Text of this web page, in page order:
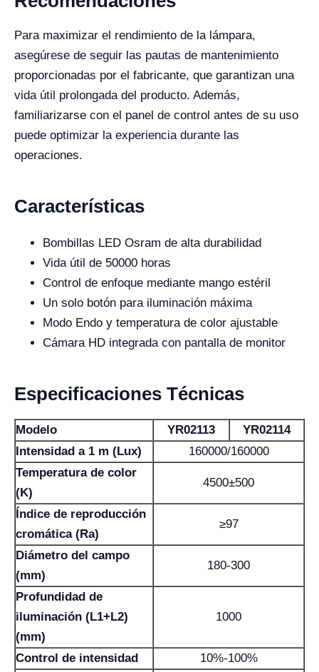
Para maximizar el rendimiento de la lámpara,
asegúrese de seguir las pautas de mantenimiento
proporcionadas por el fabricante, que garantizan una
vida útil prolongada del producto. Además,
familiarizarse con el panel de control antes de su uso
puede optimizar la experiencia durante las
operaciones.
Características
Bombillas LED Osram de alta durabilidad
Vida útil de 50000 horas
Control de enfoque mediante mango estéril
Un solo botón para iluminación máxima
Modo Endo y temperatura de color ajustable
Cámara HD integrada con pantalla de monitor
Especificaciones Técnicas
Modelo YR02113
YR02114
Intensidad a 1 m (Lux)
160000/160000
Temperatura de color
(K)
4500±500
Índice de reproducción
cromática (Ra)
≥97
Diámetro del campo
(mm)
180-300
Profundidad de
iluminación (L1+L2)
(mm)
1000
Control de intensidad
10%-100%